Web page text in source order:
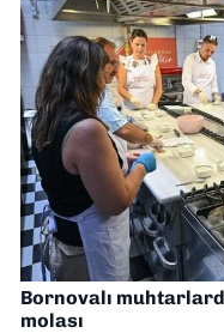
Bornovalı
molası